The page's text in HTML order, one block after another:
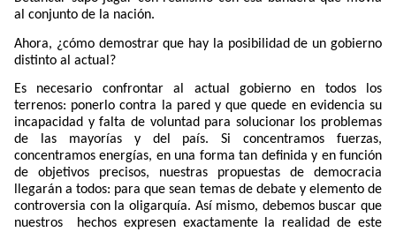
al conjunto de la nación.
Ahora, ¿cómo demostrar que hay la posibilidad de un gobierno
distinto al actual?
Es necesario confrontar al actual gobierno en todos los
terrenos: ponerlo contra la pared y que quede en evidencia su
incapacidad y falta de voluntad para solucionar los problemas
de las mayorías y del país. Si concentramos fuerzas,
concentramos energías, en una forma tan definida y en función
de objetivos precisos, nuestras propuestas de democracia
llegarán a todos: para que sean temas de debate y elemento de
controversia con la oligarquía. Así mismo, debemos buscar que
nuestros
hechos expresen exactamente la realidad de este